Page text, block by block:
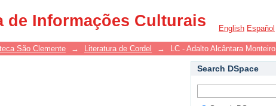
Informações Culturais
English Español
São Clemente → Literatura de Cordel → LC - Adalto Alcântara Monteiro
Search DSpace